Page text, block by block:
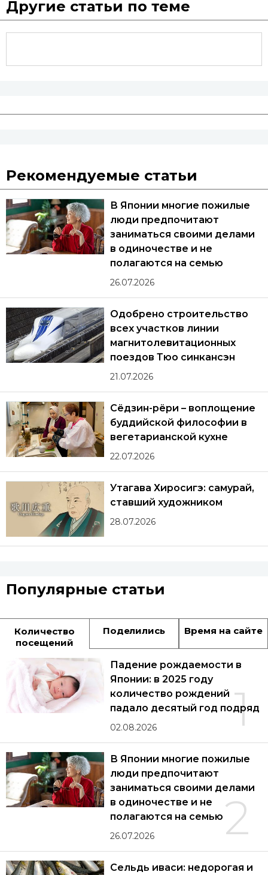
Другие статьи по теме
Рекомендуемые статьи
В Японии многие пожилые
люди предпочитают
заниматься своими делами
в одиночестве и не
полагаются на семью
26.07.2026
Одобрено строительство
всех участков линии
магнитолевитационных
поездов Тюо синкансэн
21.07.2026
Сёдзин-рёри – воплощение
буддийской философии в
вегетарианской кухне
22.07.2026
Утагава Хиросигэ: самурай,
ставший художником
28.07.2026
Популярные статьи
Количество
посещений
Поделились Время на сайте
1
Падение рождаемости в
Японии: в 2025 году
количество рождений
падало десятый год подряд
02.08.2026
2
В Японии многие пожилые
люди предпочитают
заниматься своими делами
в одиночестве и не
полагаются на семью
26.07.2026
Сельдь иваси: недорогая и